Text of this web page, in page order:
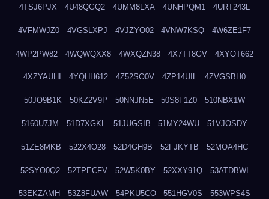
4TSJ6PJX 4U48QGQ2 4UMM8LXA 4UNHPQM1 4URT243L
4VFMWJZ0 4VGSLXPJ 4VJZYO02 4VNW7KSQ 4W6ZE1F7
4WP2PW82 4WQWQXX8 4WXQZN38 4X7TT8GV 4XYOT662
4XZYAUHI 4YQHH612 4Z52SO0V 4ZP14UIL 4ZVGSBH0
50JO9B1K 50KZ2V9P 50NNJN5E 50S8F1Z0 510NBX1W
5160U7JM 51D7XGKL 51JUGSIB 51MY24WU 51VJOSDY
51ZE8MKB 522X4O28 52D4GH9B 52FJKYTB 52MOA4HC
52SYO0Q2 52TPECFV 52W5K0BY 52XXY91Q 53ATDBWI
53EKZAMH 53Z8FUAW 54PKU5CO 551HGV0S 553WPS4S